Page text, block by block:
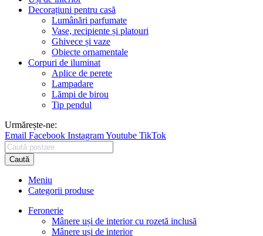
Decorațiuni pentru casă
Lumânări parfumate
Vase, recipiente și platouri
Ghivece și vaze
Obiecte ornamentale
Corpuri de iluminat
Aplice de perete
Lampadare
Lămpi de birou
Tip pendul
Urmărește-ne:
Email Facebook InstagramYoutube TikTok
Caută
Meniu
Categorii produse
Feronerie
Mânere uși de interior cu rozetă inclusă
Mânere uși de interior